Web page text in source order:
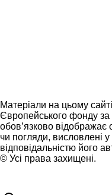
Матеріали на цьому
Європейського фонду за
обов’язково відображає
чи погляди, висловлені
відповідальністю його
© Усі права захищені.